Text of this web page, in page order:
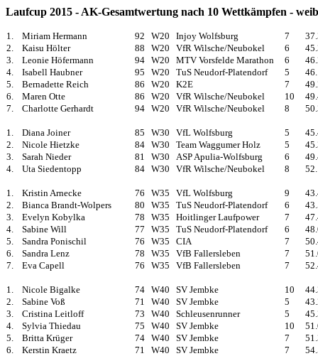
Laufcup 2015 - AK-Gesamtwertung nach 10 Wettkämpfen -
1. Miriam Hermann 92 W20 Injoy Wolfsburg 7
2.
Kaisu Hölter 88 W20 VfR Wilsche/Neubokel 6
3.
Leonie Höfermann 94 W20 MTV Vorsfelde Marathon 6
4.
Isabell Haubner 95 W20 TuS Neudorf-Platendorf 5
5.
Bernadette Reich 86 W20 K2E 7
6.
Maren Otte 86 W20 VfR Wilsche/Neubokel 10
7.
Charlotte Gerhardt 94 W20 VfR Wilsche/Neubokel 8
1. Diana Joiner 85 W30 VfL Wolfsburg 5
2.
Nicole Hietzke 84 W30 Team Waggumer Holz 5
3.
Sarah Nieder 81 W30 ASP Apulia-Wolfsburg 6
4.
Uta Siedentopp 84 W30 VfR Wilsche/Neubokel 8
1. Kristin Arnecke 76 W35 VfL Wolfsburg 9
2.
Bianca Brandt-Wolpers 80 W35 TuS Neudorf-Platendorf 6
3.
Evelyn Kobylka 78 W35 Hoitlinger Laufpower 7
4.
Sabine Will 77 W35 TuS Neudorf-Platendorf 6
5.
Sandra Ponischil 76 W35 CIA 7
6.
Sandra Lenz 78 W35 VfB Fallersleben 7
7.
Eva Capell 76 W35 VfB Fallersleben 7
1. Nicole Bigalke 74 W40 SV Jembke 10
2.
Sabine Voß 71 W40 SV Jembke 5
3.
Cristina Leitloff 73 W40 Schleusenrunner 5
4.
Sylvia Thiedau 75 W40 SV Jembke 10
5.
Britta Krüger 74 W40 SV Jembke 7
6.
Kerstin Kraetz 71 W40 SV Jembke 7